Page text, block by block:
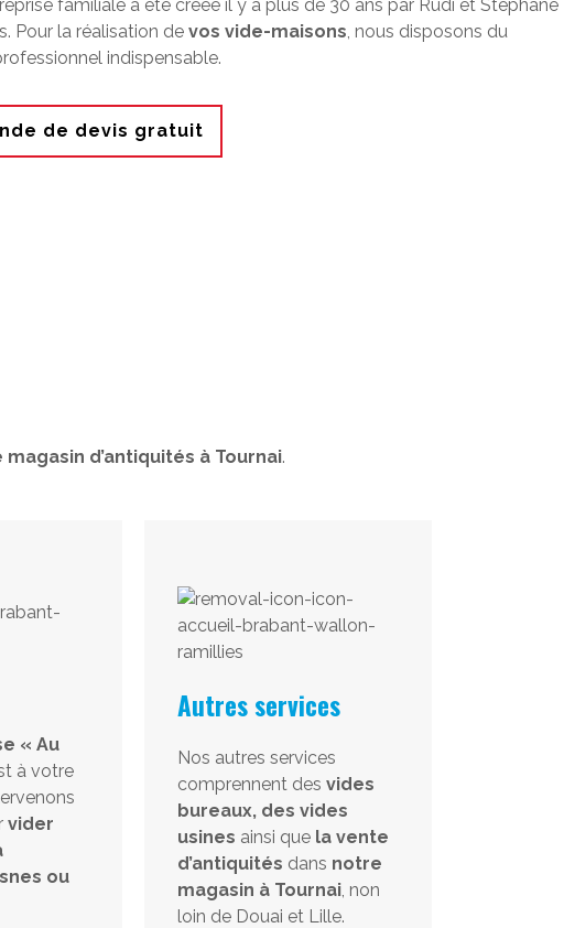
familiale a été créée il y a plus de 30 ans par Rudi et Stéphane
Pour la réalisation devos vide-maisons, nous disposons du
indispensable.
de devis gratuit
magasin d’antiquités à Tournai.
« Au
à votre
vider
ou
Autres services
Nos autres services
comprennent des vides
bureaux, des vides
usines ainsi que la vente
d’antiquités dans notre
magasin à Tournai, non
loin de Douai et Lille.